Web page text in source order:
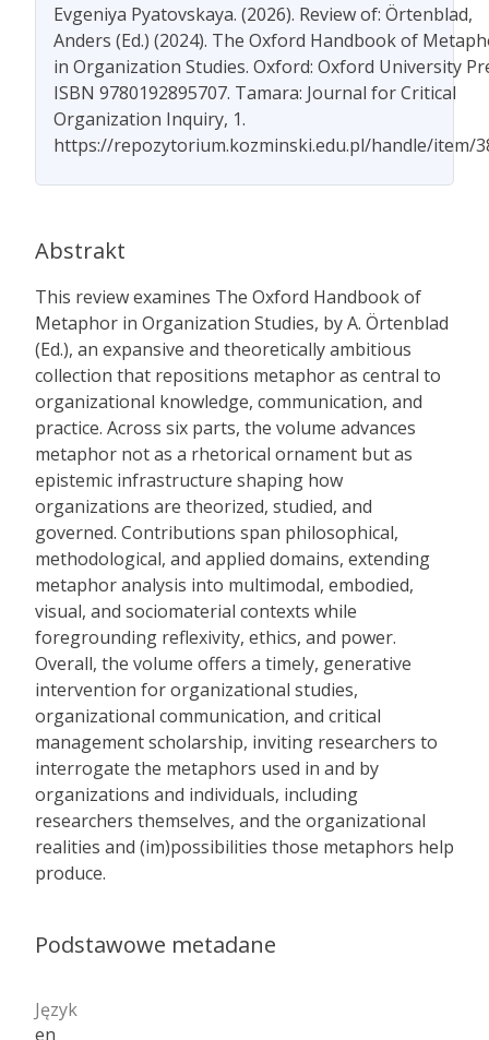
Evgeniya Pyatovskaya. (2026). Review of: Örtenblad,
Anders (Ed.) (2024). The Oxford Handbook of
in Organization Studies. Oxford: Oxford University
ISBN 9780192895707. Tamara: Journal for Critical
Organization Inquiry, 1.
https://repozytorium.kozminski.edu.pl/handle/item/
Abstrakt
This review examines The Oxford Handbook of
Metaphor in Organization Studies, by A. Örtenblad
(Ed.), an expansive and theoretically ambitious
collection that repositions metaphor as central to
organizational knowledge, communication, and
practice. Across six parts, the volume advances
metaphor not as a rhetorical ornament but as
epistemic infrastructure shaping how
organizations are theorized, studied, and
governed. Contributions span philosophical,
methodological, and applied domains, extending
metaphor analysis into multimodal, embodied,
visual, and sociomaterial contexts while
foregrounding reflexivity, ethics, and power.
Overall, the volume offers a timely, generative
intervention for organizational studies,
organizational communication, and critical
management scholarship, inviting researchers to
interrogate the metaphors used in and by
organizations and individuals, including
researchers themselves, and the organizational
realities and (im)possibilities those metaphors help
produce.
Podstawowe metadane
Język
en